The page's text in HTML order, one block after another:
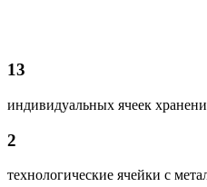
13
индивидуальных ячеек
2
технологические ячейки с